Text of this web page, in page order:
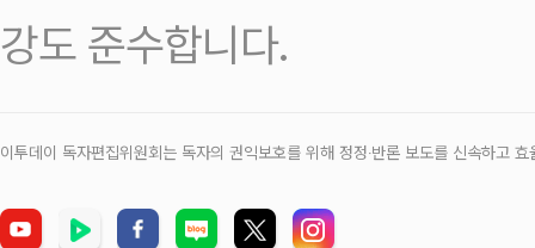
강도 준수합니다.
이투데이 독자편집위원회는 독자의 권익보호를 위해 정정‧반론 보도를 신속하고